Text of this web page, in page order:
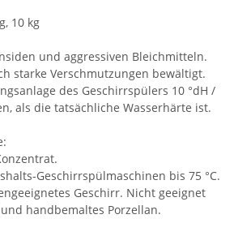
10 kg
und aggressiven Bleichmitteln.
starke Verschmutzungen bewältigt.
des Geschirrspülers 10 °dH /
als die tatsächliche Wasserhärte ist.
Geschirrspülmaschinen bis 75 °C.
Geschirr. Nicht geeignet
handbemaltes Porzellan.